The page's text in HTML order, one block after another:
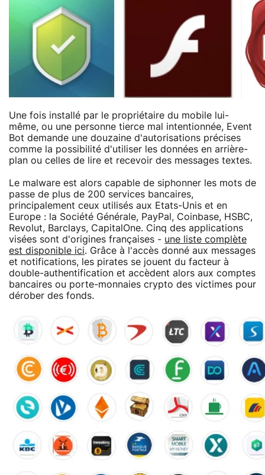
Une fois installé par le propriétaire du mobile lui-
même, ou une personne tierce mal intentionnée, Event
Bot demande une douzaine d'autorisations précises
comme la possibilité d'utiliser les données en arrière-
plan ou celles de lire et recevoir des messages textes.
Le malware est alors capable de siphonner les mots de
passe de plus de 200 services bancaires,
principalement ceux utilisés aux Etats-Unis et en
Europe : la Société Générale, PayPal, Coinbase, HSBC,
Revolut, Barclays, CapitalOne. Cinq des applications
visées sont d'origines françaises - une liste complète
est disponible ici. Grâce à l'accès donné aux messages
et notifications, les pirates se jouent du facteur à
double-authentification et accèdent alors aux comptes
bancaires ou porte-monnaies crypto des victimes pour
dérober des fonds.